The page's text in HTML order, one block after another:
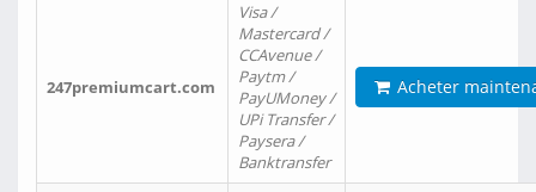
247premiumcart.com
Visa /
Mastercard /
CCAvenue /
Paytm /
PayUMoney /
UPi Transfer /
Paysera /
Banktransfer
Acheter